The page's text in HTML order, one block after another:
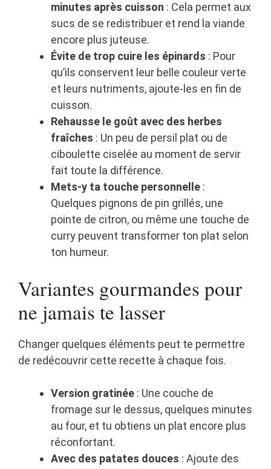
minutes après cuisson : Cela permet aux
sucs de se redistribuer et rend la viande
encore plus juteuse.
Évite de trop cuire les épinards : Pour
qu’ils conservent leur belle couleur verte
et leurs nutriments, ajoute-les en fin de
cuisson.
Rehausse le goût avec des herbes
fraîches : Un peu de persil plat ou de
ciboulette ciselée au moment de servir
fait toute la différence.
Mets-y ta touche personnelle :
Quelques pignons de pin grillés, une
pointe de citron, ou même une touche de
curry peuvent transformer ton plat selon
ton humeur.
Variantes gourmandes pour
ne jamais te lasser
Changer quelques éléments peut te permettre
de redécouvrir cette recette à chaque fois.
Version gratinée : Une couche de
fromage sur le dessus, quelques minutes
au four, et tu obtiens un plat encore plus
réconfortant.
Avec des patates douces : Ajoute des